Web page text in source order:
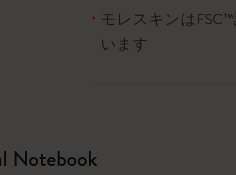
モレスキンは
います
Notebook